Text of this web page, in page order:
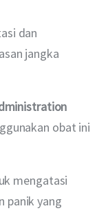
dan
jangka
obat ini
mengatasi
panik yang